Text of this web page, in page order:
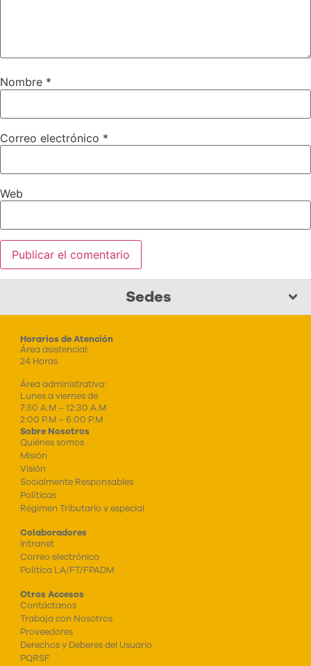
Nombre *
Correo electrónico *
Web
Sedes
Horarios de Atención
Área asistencial:
24 Horas
Área administrativa:
Lunes a viernes de
7:30 A.M – 12:30 A.M
2:00 P.M – 6:00 P.M
Sobre Nosotros
Quiénes somos
Misión
Visión
Socialmente Responsables
Políticas
Régimen Tributario y especial
Colaboradores
Intranet
Correo electrónico
Política LA/FT/FPADM
Otros Accesos
Contáctanos
Trabaja con Nosotros
Proveedores
Derechos y Deberes del Usuario
PQRSF